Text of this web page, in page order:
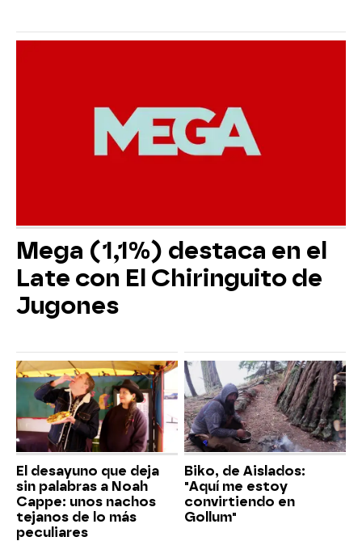
Mega (1,1%) destaca en el
Late con El Chiringuito de
Jugones
El desayuno que deja
sin palabras a Noah
Cappe: unos nachos
tejanos de lo más
peculiares
Biko, de Aislados:
"Aquí me estoy
convirtiendo en
Gollum"